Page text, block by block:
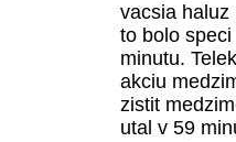
vacsia haluz
to bolo
minutu.
akciu
zistit
utal v 59